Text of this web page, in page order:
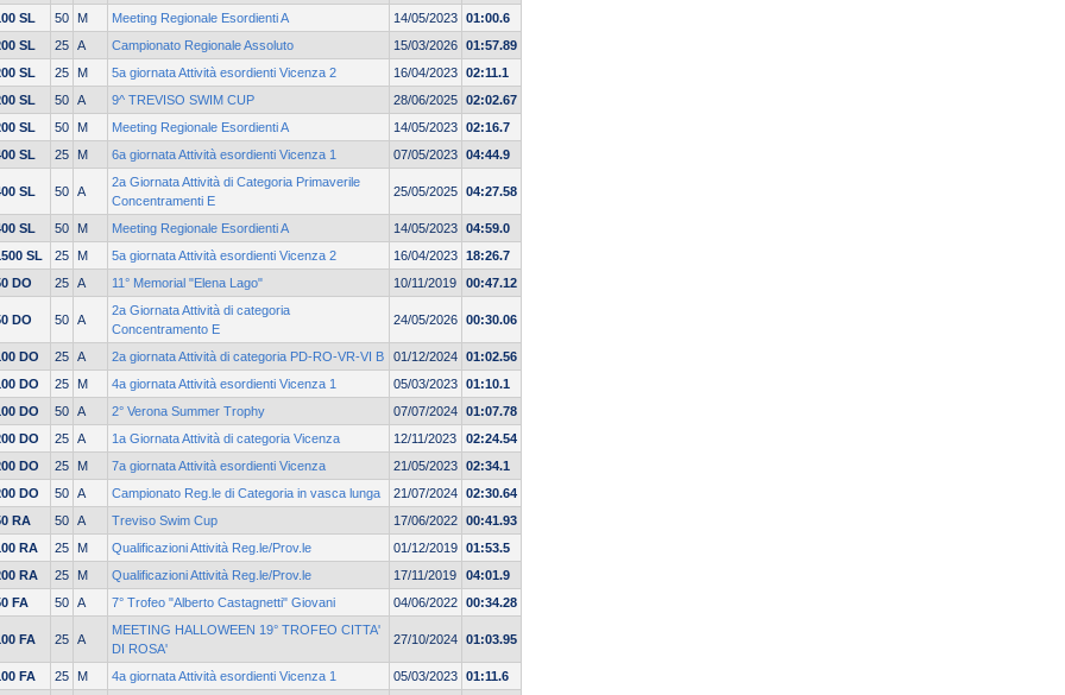
SL 50 M Meeting Regionale Esordienti A 14/05/2023 01:00.6
SL
25 A Campionato Regionale Assoluto 15/03/2026 01:57.89
SL
25 M 5a giornata Attività esordienti Vicenza 2 16/04/2023 02:11.1
SL
50 A 9^ TREVISO SWIM CUP 28/06/2025 02:02.67
SL
50 M Meeting Regionale Esordienti A 14/05/2023 02:16.7
SL
25 M 6a giornata Attività esordienti Vicenza 1 07/05/2023 04:44.9
SL 50 A
2a Giornata Attività di Categoria Primaverile
Concentramenti E
25/05/2025 04:27.58
SL 50 M Meeting Regionale Esordienti A 14/05/2023 04:59.0
SL
25 M 5a giornata Attività esordienti Vicenza 2 16/04/2023 18:26.7
DO
25 A 11° Memorial "Elena Lago" 10/11/2019 00:47.12
DO 50 A
2a Giornata Attività di categoria
Concentramento E
24/05/2026 00:30.06
DO 25 A 2a giornata Attività di categoria PD-RO-VR-VI B 01/12/2024 01:02.56
DO
25 M 4a giornata Attività esordienti Vicenza 1 05/03/2023 01:10.1
DO
50 A 2° Verona Summer Trophy 07/07/2024 01:07.78
DO
25 A 1a Giornata Attività di categoria Vicenza 12/11/2023
02:24.54
DO
25 M 7a giornata Attività esordienti Vicenza 21/05/2023 02:34.1
DO
50 A Campionato Reg.le di Categoria in vasca lunga 21/07/2024 02:30.64
RA
50 A Treviso Swim Cup 17/06/2022 00:41.93
RA
25 M Qualificazioni Attività Reg.le/Prov.le 01/12/2019 01:53.5
RA
25 M Qualificazioni Attività Reg.le/Prov.le 17/11/2019
04:01.9
FA
50 A 7° Trofeo "Alberto Castagnetti" Giovani 04/06/2022 00:34.28
FA 25 A
MEETING HALLOWEEN 19° TROFEO CITTA'
DI ROSA'
27/10/2024 01:03.95
FA 25 M 4a giornata Attività esordienti Vicenza 1 05/03/2023 01:11.6